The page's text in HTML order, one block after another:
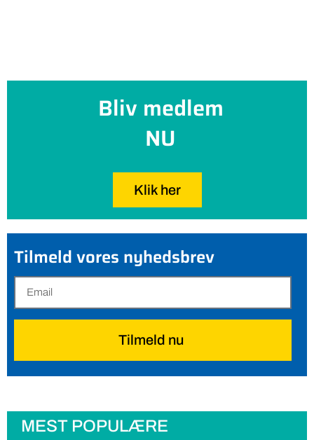
Bliv medlem
NU
Klik her
Tilmeld vores nyhedsbrev
Tilmeld nu
MEST POPULÆRE